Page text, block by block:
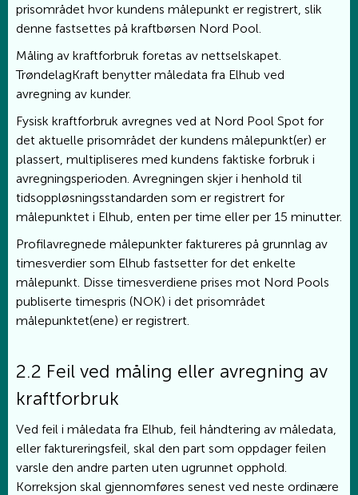
prisområdet hvor kundens målepunkt er registrert, slik
denne fastsettes på kraftbørsen Nord Pool.
Måling av kraftforbruk foretas av nettselskapet.
TrøndelagKraft benytter måledata fra Elhub ved
avregning av kunder.
Fysisk kraftforbruk avregnes ved at Nord Pool Spot for
det aktuelle prisområdet der kundens målepunkt(er) er
plassert, multipliseres med kundens faktiske forbruk i
avregningsperioden. Avregningen skjer i henhold til
tidsoppløsningsstandarden som er registrert for
målepunktet i Elhub, enten per time eller per 15 minutter.
Profilavregnede målepunkter faktureres på grunnlag av
timesverdier som Elhub fastsetter for det enkelte
målepunkt. Disse timesverdiene prises mot Nord Pools
publiserte timespris (NOK) i det prisområdet
målepunktet(ene) er registrert.
2.2 Feil ved måling eller avregning av
kraftforbruk
Ved feil i måledata fra Elhub, feil håndtering av måledata,
eller faktureringsfeil, skal den part som oppdager feilen
varsle den andre parten uten ugrunnet opphold.
Korreksjon skal gjennomføres senest ved neste ordinære